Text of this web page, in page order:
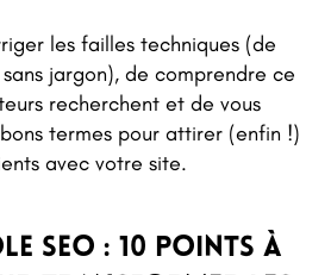
les failles techniques (de
jargon), de comprendre ce
recherchent et de vous
termes pour attirer (enfin !)
avec votre site.
SEO : 10 points à